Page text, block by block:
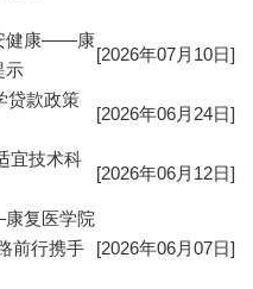
健康——康
示
[2026年07月10日]
贷款政策
[2026年06月24日]
宜技术科
[2026年06月12日]
复医学院
行携手
[2026年06月07日]